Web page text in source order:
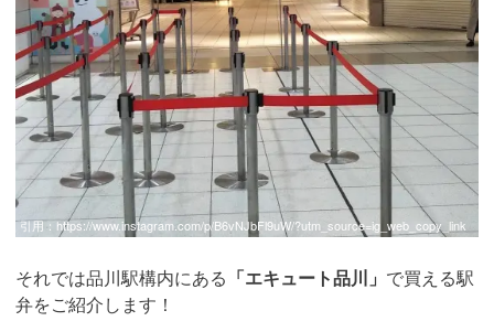
引用：https://www.instagram.com/p/B6vNJbFl9uW/?utm_source=ig_web_copy_link
それでは品川駅構内にある 「エキュート品川」 で買える駅
弁をご紹介します！